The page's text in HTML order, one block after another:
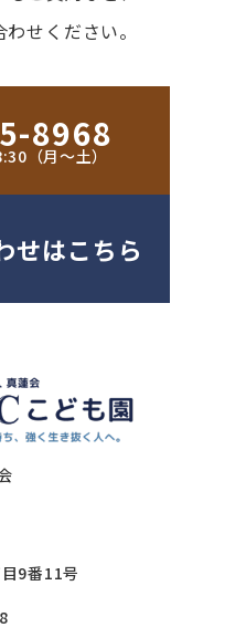
せください。
8968
（月〜土）
せはこちら
9番11号